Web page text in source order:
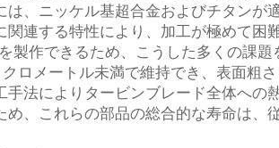
、ニッケル基超合金およびチタンが
連する特性により、加工が極めて
製作できるため、こうした多くの課
ロメートル未満で維持でき、表面粗
法によりタービンブレード全体への
、これらの部品の総合的な寿命は、